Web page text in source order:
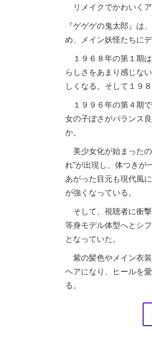
リメイクでかわいく
『ゲゲゲの鬼太郎』は
め、メイン妖怪たちに
１９６８年の第１期
らしさをあまり感じな
しくなる。そして１９
１９９６年の第４期で
女の子ぽさがバランス
か。
美少女化が始まったの
れ”が出現し、体つきが
あがった目元も現代風
が強くなっている。
そして、視聴者に衝撃
等身モデル体型へとシ
となっていた。
紫の髪色やメイン衣
ヘアになり、ヒールを
る。